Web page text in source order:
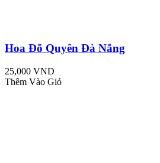
Hoa Đỗ Quyên Đà Nẵng
25,000 VND
Thêm Vào Giỏ